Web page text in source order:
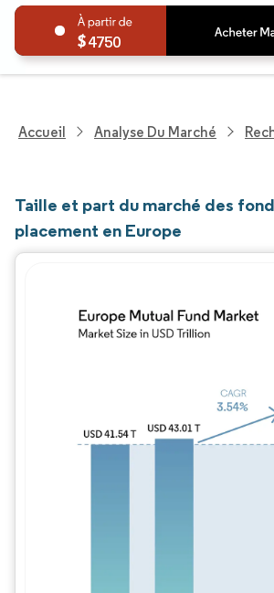
4750
Accueil Analyse Du Marché
Taille et part du marché des
placement en Europe